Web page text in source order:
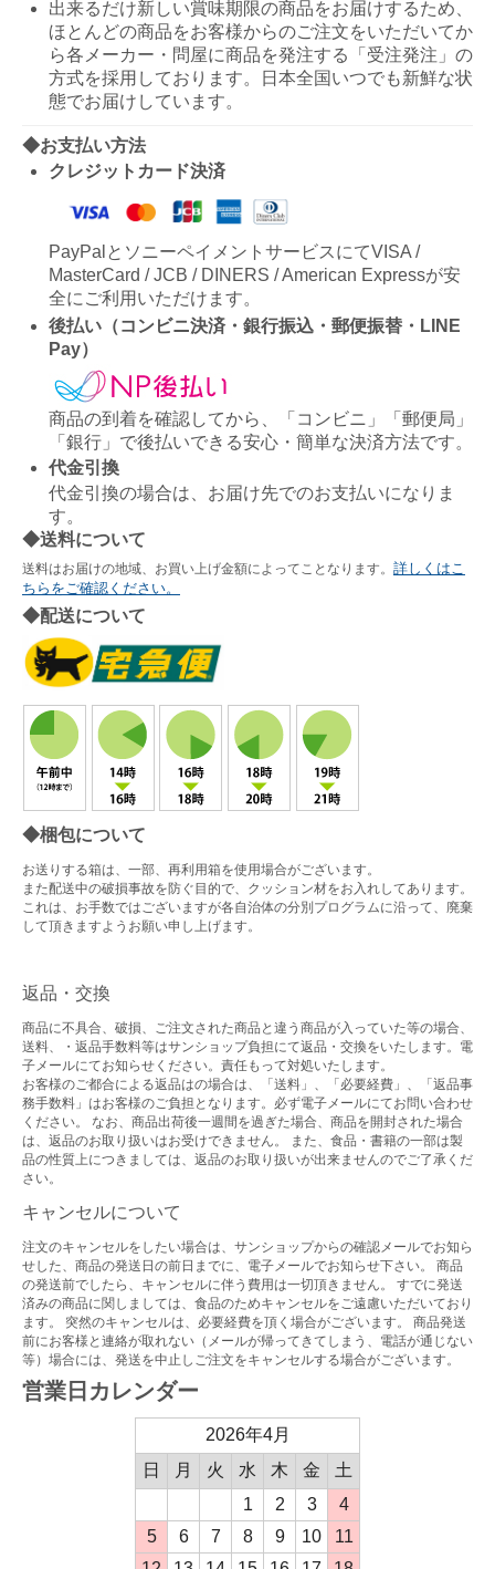
出来るだけ新しい賞味期限の商品をお届けするため、
ほとんどの商品をお客様からのご注文をいただいてか
ら各メーカー・問屋に商品を発注する「受注発注」の
方式を採用しております。日本全国いつでも新鮮な状
態でお届けしています。
◆お支払い方法
クレジットカード決済
PayPalとソニーペイメントサービスにてVISA /
MasterCard / JCB / DINERS / American Expressが安
全にご利用いただけます。
後払い（コンビニ決済・銀行振込・郵便振替・LINE
Pay）
商品の到着を確認してから、「コンビニ」「郵便局」
「銀行」で後払いできる安心・簡単な決済方法です。
代金引換
代金引換の場合は、お届け先でのお支払いになりま
す。
◆送料について
送料はお届けの地域、お買い上げ金額によってことなります。 詳しくはこ
ちらをご確認ください。
◆配送について
◆梱包について
お送りする箱は、一部、再利用箱を使用場合がございます。
また配送中の破損事故を防ぐ目的で、クッション材をお入れしてあります。
これは、お手数ではございますが各自治体の分別プログラムに沿って、廃棄
して頂きますようお願い申し上げます。
返品・交換
商品に不具合、破損、ご注文された商品と違う商品が入っていた等の場合、
送料、・返品手数料等はサンショップ負担にて返品・交換をいたします。電
子メールにてお知らせください。責任もって対処いたします。
お客様のご都合による返品はの場合は、「送料」、「必要経費」、「返品事
務手数料」はお客様のご負担となります。必ず電子メールにてお問い合わせ
ください。 なお、商品出荷後一週間を過ぎた場合、商品を開封された場合
は、返品のお取り扱いはお受けできません。 また、食品・書籍の一部は製
品の性質上につきましては、返品のお取り扱いが出来ませんのでご了承くだ
さい。
キャンセルについて
注文のキャンセルをしたい場合は、サンショップからの確認メールでお知ら
せした、商品の発送日の前日までに、電子メールでお知らせ下さい。 商品
の発送前でしたら、キャンセルに伴う費用は一切頂きません。 すでに発送
済みの商品に関しましては、食品のためキャンセルをご遠慮いただいており
ます。 突然のキャンセルは、必要経費を頂く場合がございます。 商品発送
前にお客様と連絡が取れない（メールが帰ってきてしまう、電話が通じない
等）場合には、発送を中止しご注文をキャンセルする場合がございます。
営業日カレンダー
2026年4月
日
月 火 水 木 金
土
1
2 3
4
5
6 7 8 9 10
11